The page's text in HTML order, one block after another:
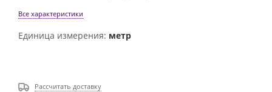
Все характеристики
Единица измерения: метр
Рассчитать доставку